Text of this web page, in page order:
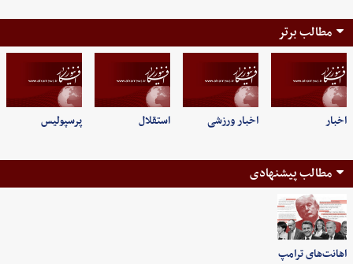
مطالب برتر
اخبار اخبار ورزشی استقلال پرسپولیس
مطالب پیشنهادی
اهانت‌های ترامپ